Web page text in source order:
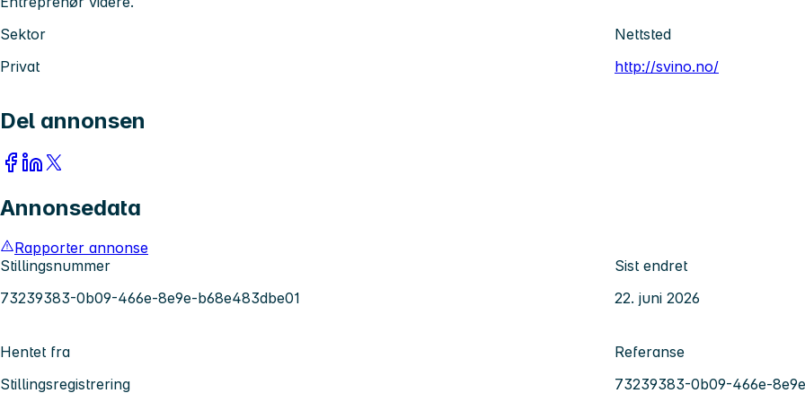
Sektor
Privat
Nettsted
http://svino.no/
Del annonsen
Annonsedata
Rapporter annonse
Stillingsnummer
73239383-0b09-466e-8e9e-b68e483dbe01
Sist endret
22. juni 2026
Hentet fra
Stillingsregistrering
Referanse
73239383-0b09-466e-